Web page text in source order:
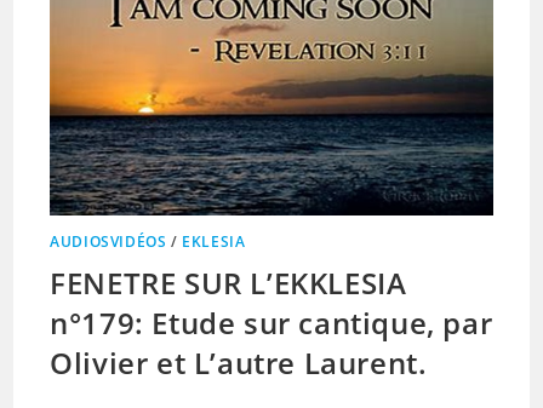
AUDIOSVIDÉOS / EKLESIA
FENETRE SUR L’EKKLESIA
n°179: Etude sur cantique, par
Olivier et L’autre Laurent.